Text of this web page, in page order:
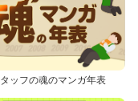
ッフの魂のマンガ年表